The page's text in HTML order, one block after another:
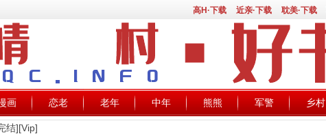
高H·下载 近亲·下载 耽美·下载
画 恋老 老年 中年 熊熊 军警 乡村
结][Vip]